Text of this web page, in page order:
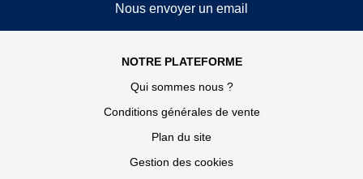
Nous envoyer un email
NOTRE PLATEFORME
Qui sommes nous ?
Conditions générales de vente
Plan du site
Gestion des cookies